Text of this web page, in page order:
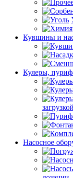
Кувшины и
Кулеры,
загрузкой
Насосное